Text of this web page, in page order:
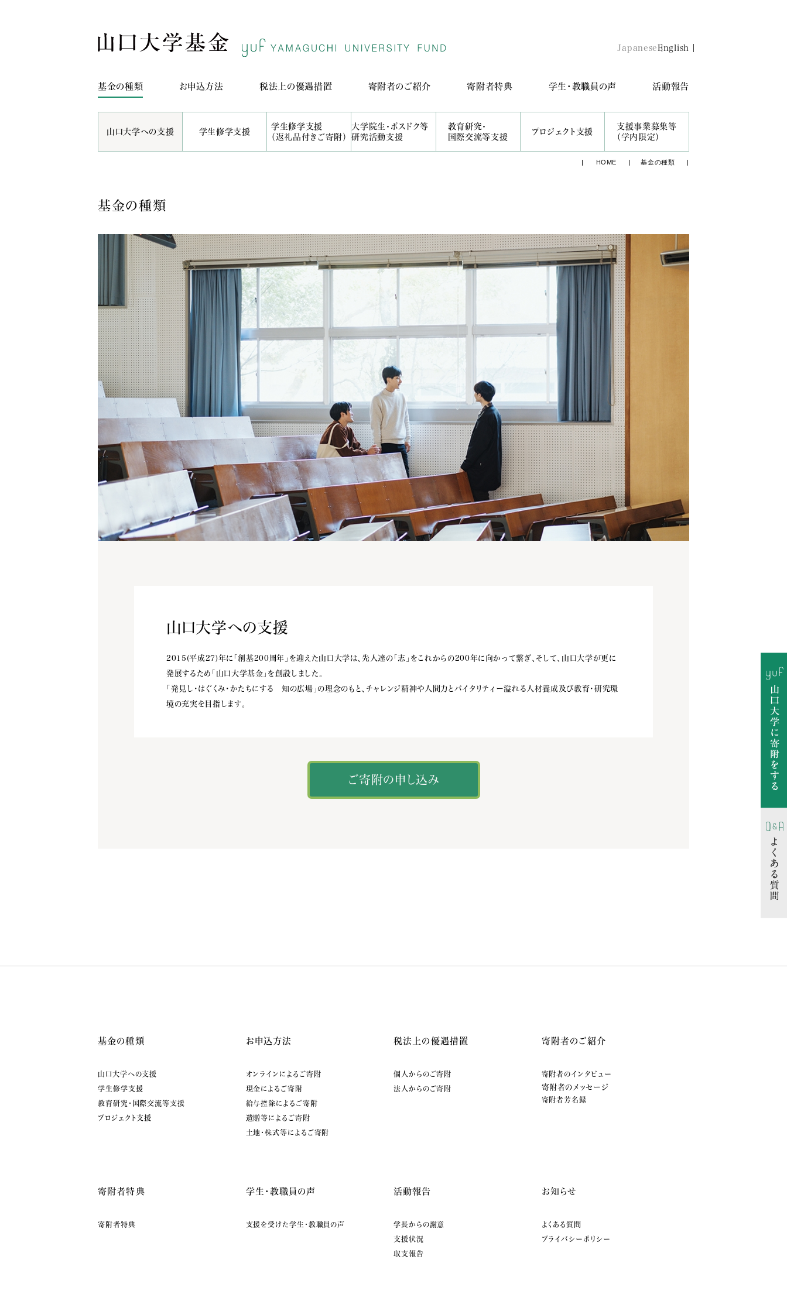
Japanese English
基金の種類 お申込方法 税法上の優遇措置 寄附者のご紹介 寄附者特典 学生・教職員の声 活動報告
山口大学への支援 学生修学支援
学生修学支援
（返礼品付きご寄附）
大学院生・ポスドク等
研究活動支援
教育研究・
国際交流等支援
プロジェクト支援
支援事業募集等
（学内限定）
HOME 基金の種類
基金の種類
山口大学への支援
2015(平成27)年に「創基200周年」を迎えた山口大学は、先人達の「志」をこれからの200年に向かって繋ぎ、そして、山口大学が更に
発展するため「山口大学基金」を創設しました。
「発見し・はぐくみ・かたちにする 知の広場」の理念のもと、チャレンジ精神や人間力とバイタリティー溢れる人材養成及び教育・研究環
境の充実を目指します。
ご寄附の申し込み
基金の種類
山口大学への支援
学生修学支援
教育研究・国際交流等支援
プロジェクト支援
お申込方法
オンラインによるご寄附
現金によるご寄附
給与控除によるご寄附
遺贈等によるご寄附
土地・株式等によるご寄附
税法上の優遇措置
個人からのご寄附
法人からのご寄附
寄附者のご紹介
寄附者のインタビュー
寄附者のメッセージ
寄附者芳名録
寄附者特典
寄附者特典
学生・教職員の声
支援を受けた学生・教職員の声
活動報告
学長からの謝意
支援状況
収支報告
お知らせ
よくある質問
プライバシーポリシー